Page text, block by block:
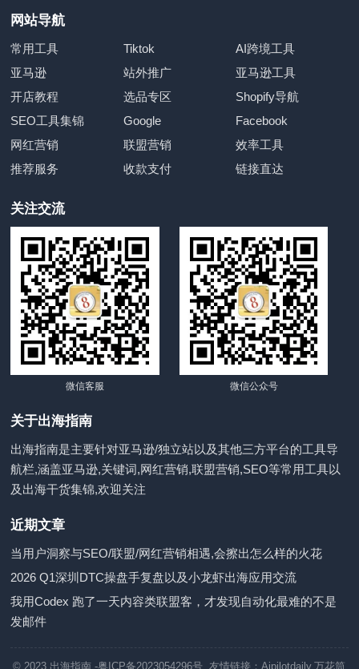
网站导航
常用工具 Tiktok
AI跨境工具
亚马逊
站外推广
亚马逊工具
开店教程
选品专区
Shopify导航
SEO工具集锦
Google
Facebook
网红营销
联盟营销
效率工具
推荐服务
收款支付 链接直达
关注交流
微信客服 微信公众号
关于出海指南
出海指南是主要针对亚马逊/独立站以及其他三方平台的工具导
航栏,涵盖亚马逊,关键词,网红营销,联盟营销,SEO等常用工具以
及出海干货集锦,欢迎关注
近期文章
当用户洞察与SEO/联盟/网红营销相遇,会擦出怎么样的火花
2026 Q1深圳DTC操盘手复盘以及小龙虾出海应用交流
我用Codex 跑了一天内容类联盟客，才发现自动化最难的不是
发邮件
© 2023 出海指南 -粤ICP备2023054296号 友情链接：Aipilotdaily,万花筒